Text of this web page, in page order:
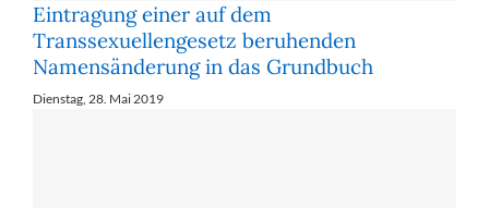
Eintragung einer auf dem
Transsexuellengesetz beruhenden
Namensänderung in das Grundbuch
Dienstag, 28. Mai 2019